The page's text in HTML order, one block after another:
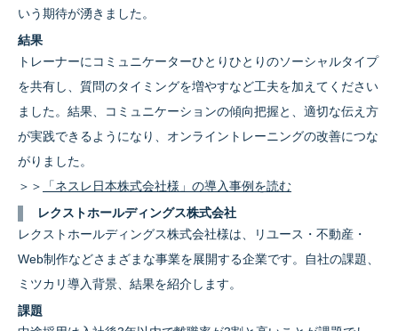
いう期待が湧きました。
結果
トレーナーにコミュニケーターひとりひとりのソーシャルタイプ
を共有し、質問のタイミングを増やすなど工夫を加えてください
ました。結果、コミュニケーションの傾向把握と、適切な伝え方
が実践できるようになり、オンライントレーニングの改善につな
がりました。
＞＞
「ネスレ日本株式会社様」の導入事例を読む
レクストホールディングス株式会社
レクストホールディングス株式会社様は、リユース・不動産・
Web制作などさまざまな事業を展開する企業です。自社の課題、
ミツカリ導入背景、結果を紹介します。
課題